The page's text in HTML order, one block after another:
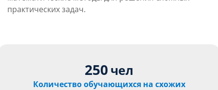
практических задач.
250 чел
Количество обучающихся на схожих